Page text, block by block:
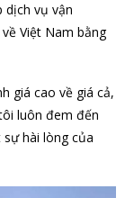
dịch vụ vận
Việt Nam bằng
giá cao về giá cả,
luôn đem đến
hài lòng của